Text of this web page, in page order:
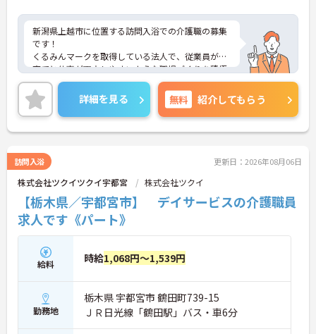
新潟県上越市に位置する訪問入浴での介護職の募集
です！
くるみんマークを取得している法人で、従業員が子
育てと仕事が両立しやすいような職場づくりを積極
的に行っています。
ご興味ある方には、面接対策ポイントなど、さらに
詳細をお話しいたしますのでお気軽にご相談くださ
い！
詳細を見る 無料 紹介してもらう
訪問入浴 更新日：2026年08月06日
株式会社ツクイツクイ宇都宮 株式会社ツクイ
【栃木県／宇都宮市】 デイサービスの介護職員
求人です《パート》
給料 時給1,068円～1,539円
勤務地
栃木県 宇都宮市 鶴田町739-15
ＪＲ日光線「鶴田駅」バス・車6分